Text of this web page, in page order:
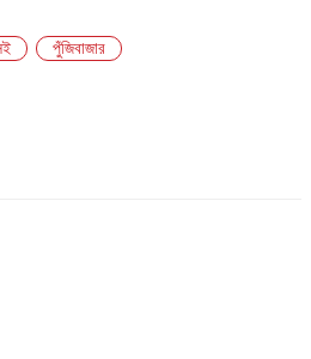
পুঁজিবাজার